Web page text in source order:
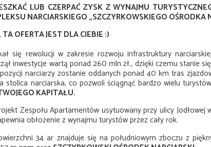
LUB CZERPAĆ ZYSK Z WYNAJMU
NARCIARSKIEGO „SZCZYRKOWSKIEGO OŚRODKA
OFERTA JEST DLA CIEBIE :)
się rewolucji w zakresie rozwoju infrastruktury
inwestycje wartą ponad 260 mln zł., dzięki czemu stanie
narciarzy zostanie oddanych ponad 40 km tras
stolica narciarska, co pozwoli ściągnąć bardzo wielu
KAPITAŁU.
Zespołu Apartamentów usytuowany przy ulicy Jodłowej
obłożenie z wynajmu turystów przez cały rok.
34 ar znajduje się na południowym zboczu z